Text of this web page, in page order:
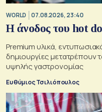
WORLD 07.08.2026, 23:40
Η άνοδος του hot
Premium υλικά,
δημιουργίες
υψηλής γαστρονομίας
Ευθύμιος Τσιλιόπουλος